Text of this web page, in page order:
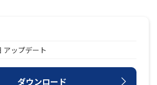
アップデート
ダウンロード